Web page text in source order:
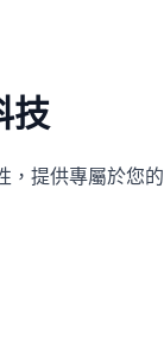
技
，提供專屬於您